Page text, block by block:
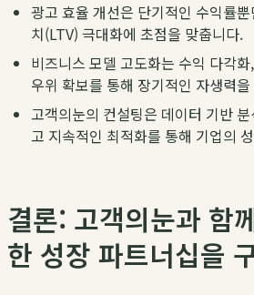
광고 효율 개선은 단기적인 수익률
치(LTV) 극대화에 초점을 맞춥니다.
비즈니스 모델 고도화는 수익 다각
우위 확보를 통해 장기적인 자생력
고객의눈의 컨설팅은 데이터 기반
고 지속적인 최적화를 통해 기업의
결론: 고객의눈과 함
한 성장 파트너십을